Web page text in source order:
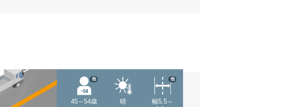
45～54歳
他
晴
幅5.5～
他